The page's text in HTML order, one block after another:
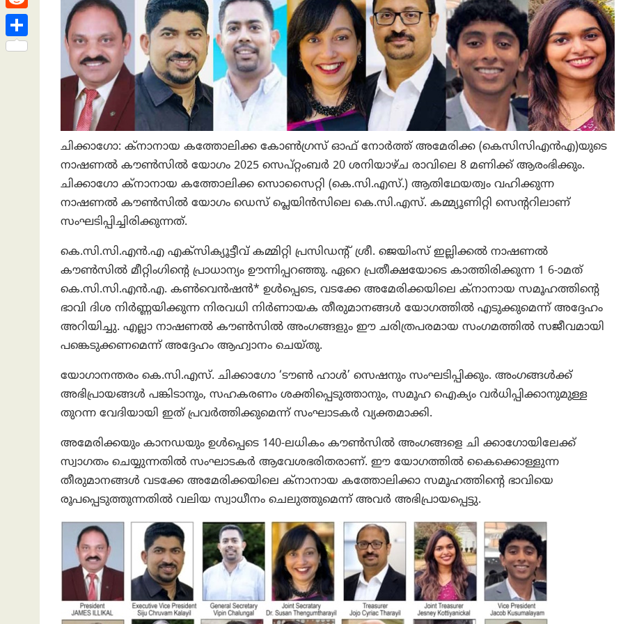
ചിക്കാഗോ: ക്നാനായ കത്തോലിക്ക കോൺഗ്രസ് ഓഫ് നോർത്ത് അമേരിക്ക (കെസിസിഎൻഎ)യുടെ
നാഷണൽ കൗൺസിൽ യോഗം 2025 സെപ്റ്റംബർ 20 ശനിയാഴ്ച രാവിലെ 8 മണിക്ക് ആരംഭിക്കും.
ചിക്കാഗോ ക്നാനായ കത്തോലിക്ക സൊസൈറ്റി (കെ.സി.എസ്.) ആതിഥേയത്വം വഹിക്കുന്ന
നാഷണൽ കൗൺസിൽ യോഗം ഡെസ് പ്ലെയിൻസിലെ കെ.സി.എസ്. കമ്മ്യൂണിറ്റി സെന്ററിലാണ്
സംഘടിപ്പിച്ചിരിക്കുന്നത്.
കെ.സി.സി.എൻ.എ എക്സിക്യൂട്ടീവ് കമ്മിറ്റി പ്രസിഡന്റ് ശ്രീ. ജെയിംസ് ഇല്ലിക്കൽ നാഷണൽ
കൗൺസിൽ മീറ്റിംഗിന്റെ പ്രാധാന്യം ഊന്നിപ്പറഞ്ഞു. ഏറെ പ്രതീക്ഷയോടെ കാത്തിരിക്കുന്ന 1 6-ാമത്
കെ.സി.സി.എൻ.എ. കൺവെൻഷൻ* ഉൾപ്പെടെ, വടക്കേ അമേരിക്കയിലെ ക്നാനായ സമൂഹത്തിന്റെ
ഭാവി ദിശ നിർണ്ണയിക്കുന്ന നിരവധി നിർണായക തീരുമാനങ്ങൾ യോഗത്തിൽ എടുക്കുമെന്ന് അദ്ദേഹം
അറിയിച്ചു. എല്ലാ നാഷണൽ കൗൺസിൽ അംഗങ്ങളും ഈ ചരിത്രപരമായ സംഗമത്തിൽ സജീവമായി
പങ്കെടുക്കണമെന്ന് അദ്ദേഹം ആഹ്വാനം ചെയ്തു.
യോഗാനന്തരം കെ.സി.എസ്. ചിക്കാഗോ ‘ടൗൺ ഹാൾ’ സെഷനും സംഘടിപ്പിക്കും. അംഗങ്ങൾക്ക്
അഭിപ്രായങ്ങൾ പങ്കിടാനും, സഹകരണം ശക്തിപ്പെടുത്താനും, സമൂഹ ഐക്യം വർധിപ്പിക്കാനുമുള്ള
തുറന്ന വേദിയായി ഇത് പ്രവർത്തിക്കുമെന്ന് സംഘാടകർ വ്യക്തമാക്കി.
അമേരിക്കയും കാനഡയും ഉൾപ്പെടെ 140-ലധികം കൗൺസിൽ അംഗങ്ങളെ ചി ക്കാഗോയിലേക്ക്
സ്വാഗതം ചെയ്യുന്നതിൽ സംഘാടകർ ആവേശഭരിതരാണ്. ഈ യോഗത്തിൽ കൈക്കൊള്ളുന്ന
തീരുമാനങ്ങൾ വടക്കേ അമേരിക്കയിലെ ക്നാനായ കത്തോലിക്കാ സമൂഹത്തിന്റെ ഭാവിയെ
രൂപപ്പെടുത്തുന്നതിൽ വലിയ സ്വാധീനം ചെലുത്തുമെന്ന് അവർ അഭിപ്രായപ്പെട്ടു.
s
e
t
n
k
e
h
a
R
e
S